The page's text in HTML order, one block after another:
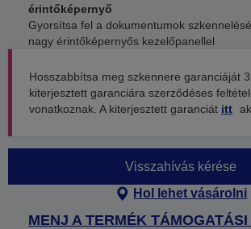
érintőképernyő
Gyorsítsa fel a dokumentumok
nagy érintőképernyős kezelőpanellel
Hosszabbítsa meg szkennere garanciáját
kiterjesztett garanciára szerződéses
vonatkoznak. A kiterjesztett garanciát itt
Visszahívás kérése
Hol lehet vásárolni
MENJ A TERMÉK